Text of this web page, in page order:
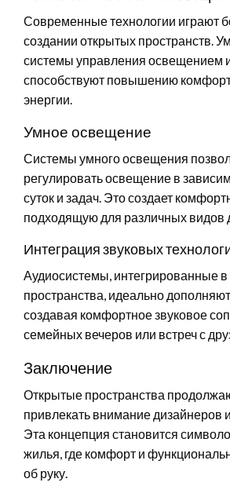
Современные технологии играют
создании открытых пространств.
системы управления освещением
способствуют повышению
энергии.
Умное освещение
Системы умного освещения
регулировать освещение в
суток и задач. Это создает
подходящую для различных видов
Интеграция звуковых
Аудиосистемы, интегрированные
пространства, идеально
создавая комфортное звуковое
семейных вечеров или встреч с
Заключение
Открытые пространства
привлекать внимание дизайнеров
Эта концепция становится
жилья, где комфорт и
об руку.